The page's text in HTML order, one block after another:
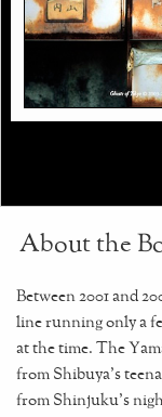
About the
Between 2001 and
line running only a
at the time. The
from Shibuya’s
from Shinjuku’s